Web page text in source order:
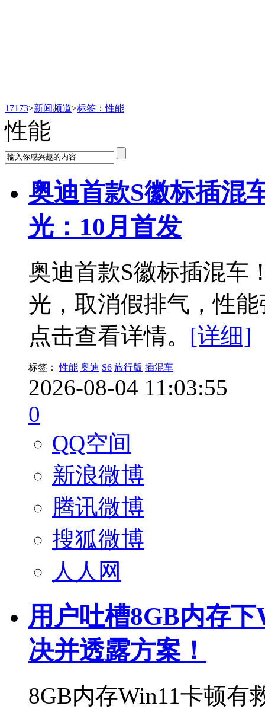
17173>新闻频道>标签：性能
性能
奥迪首款S徽标插混
光：10月首发
奥迪首款S徽标插混车
光，取消假排气，性
点击查看详情。 [详细]
标签： 性能 奥迪 S6 旅行版 插混车
2026-08-04 11:03:55
0
QQ空间
新浪微博
腾讯微博
搜狐微博
人人网
用户吐槽8GB内存
决并透露方案！
8GB内存Win11卡顿有